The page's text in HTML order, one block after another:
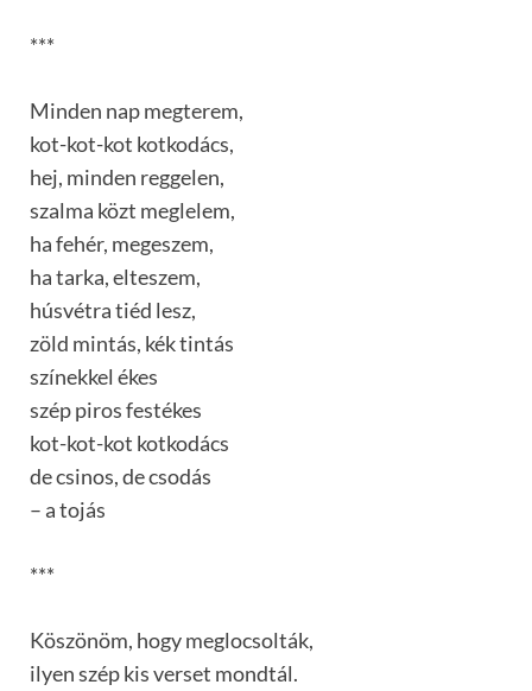
***
Minden nap megterem,
kot-kot-kot kotkodács,
hej, minden reggelen,
szalma közt meglelem,
ha fehér, megeszem,
ha tarka, elteszem,
húsvétra tiéd lesz,
zöld mintás, kék tintás
színekkel ékes
szép piros festékes
kot-kot-kot kotkodács
de csinos, de csodás
– a tojás
***
Köszönöm, hogy meglocsolták,
ilyen szép kis verset mondtál.